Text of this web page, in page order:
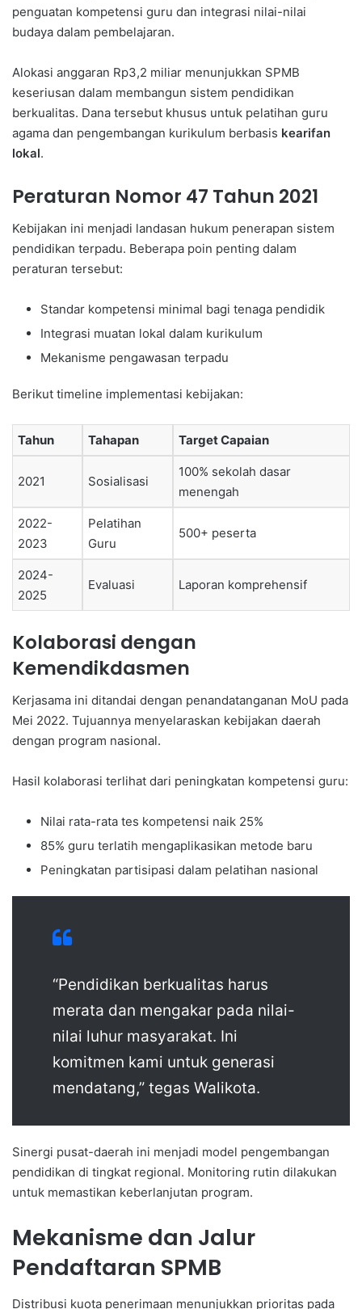
penguatan kompetensi guru dan integrasi nilai-nilai
budaya dalam pembelajaran.
Alokasi anggaran Rp3,2 miliar menunjukkan SPMB
keseriusan dalam membangun sistem pendidikan
berkualitas. Dana tersebut khusus untuk pelatihan guru
agama dan pengembangan kurikulum berbasis kearifan
lokal.
Peraturan Nomor 47 Tahun 2021
Kebijakan ini menjadi landasan hukum penerapan sistem
pendidikan terpadu. Beberapa poin penting dalam
peraturan tersebut:
Standar kompetensi minimal bagi tenaga pendidik
Integrasi muatan lokal dalam kurikulum
Mekanisme pengawasan terpadu
Berikut timeline implementasi kebijakan:
Tahun Tahapan Target Capaian
2021 Sosialisasi
100% sekolah dasar
menengah
2022-
2023
Pelatihan
Guru
500+ peserta
2024-
2025
Evaluasi Laporan komprehensif
Kolaborasi dengan
Kemendikdasmen
Kerjasama ini ditandai dengan penandatanganan MoU pada
Mei 2022. Tujuannya menyelaraskan kebijakan daerah
dengan program nasional.
Hasil kolaborasi terlihat dari peningkatan kompetensi guru:
Nilai rata-rata tes kompetensi naik 25%
85% guru terlatih mengaplikasikan metode baru
Peningkatan partisipasi dalam pelatihan nasional
“Pendidikan berkualitas harus
merata dan mengakar pada nilai-
nilai luhur masyarakat. Ini
komitmen kami untuk generasi
mendatang,” tegas Walikota.
Sinergi pusat-daerah ini menjadi model pengembangan
pendidikan di tingkat regional. Monitoring rutin dilakukan
untuk memastikan keberlanjutan program.
Mekanisme dan Jalur
Pendaftaran SPMB
Distribusi kuota penerimaan menunjukkan prioritas pada